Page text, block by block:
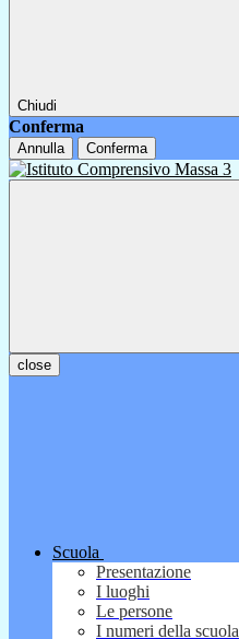
Chiudi
Conferma
Annulla Conferma
close
Scuola
Presentazione
I luoghi
Le persone
I numeri della scuola